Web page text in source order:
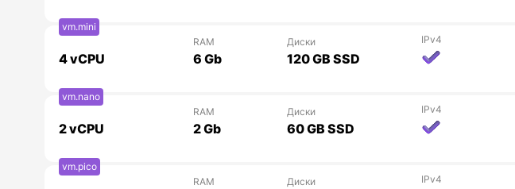
vm.mini
4vCPU
RAM
6 Gb
Диски
120 GB SSD
IPv4
vm.nano
2vCPU
RAM
2 Gb
Диски
60 GB SSD
IPv4
vm.pico
RAM Диски IPv4